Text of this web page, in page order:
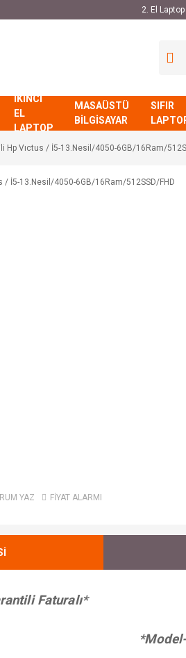
2. El Laptop
İKİNCİ
EL
LAPTOP
MASAÜSTÜ
BİLGİSAYAR
SIFIR
Hp Vıctus / İ5-13.Nesil/4050-6GB/16Ram/
YAZ FİYAT ALARMI
Faturalı*